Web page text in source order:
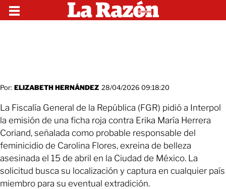
Por: ELIZABETH HERNÁNDEZ 28/04/2026 09:18:20
La Fiscalía General de la República (FGR) pidió a Interpol
la emisión de una ficha roja contra Erika María Herrera
Coriand, señalada como probable responsable del
feminicidio de Carolina Flores, exreina de belleza
asesinada el 15 de abril en la Ciudad de México. La
solicitud busca su localización y captura en cualquier país
miembro para su eventual extradición.